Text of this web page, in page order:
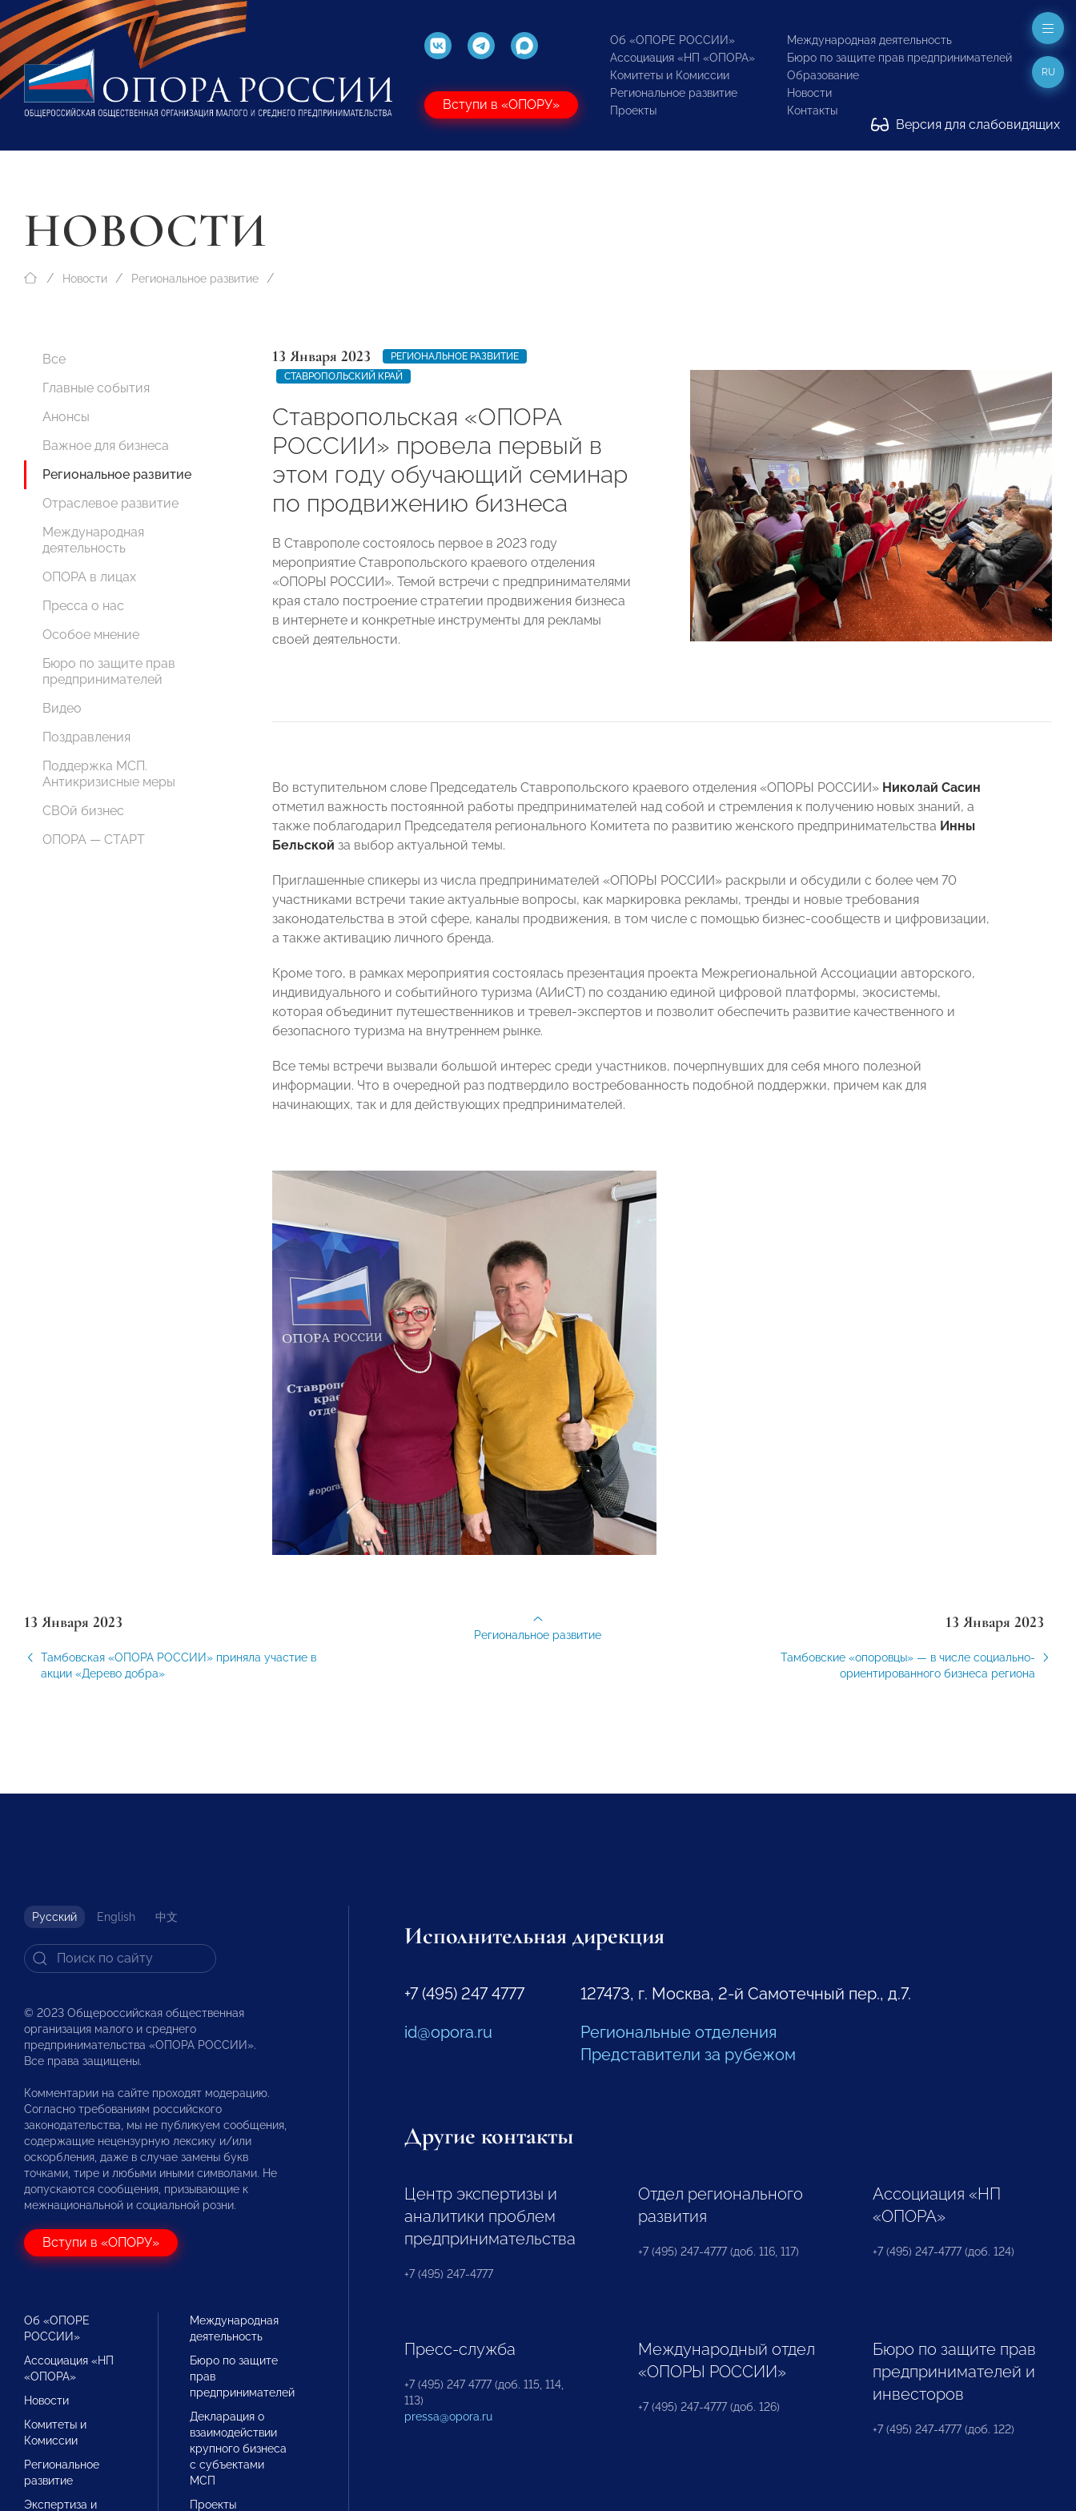
Вступи в «ОПОРУ»
Об «ОПОРЕ РОССИИ»
Ассоциация «НП «ОПОРА»
Комитеты и Комиссии
Региональное развитие
Проекты
Международная деятельность
Бюро по защите прав предпринимателей
Образование
Новости
Контакты
Версия для слабовидящих
RU
НОВОСТИ
Новости Региональное развитие
Все
Главные события
Анонсы
Важное для бизнеса
Региональное развитие
Отраслевое развитие
Международная
деятельность
ОПОРА в лицах
Пресса о нас
Особое мнение
Бюро по защите прав
предпринимателей
Видео
Поздравления
Поддержка МСП.
Антикризисные меры
СВОй бизнес
ОПОРА — СТАРТ
13 Января 2023
РЕГИОНАЛЬНОЕ РАЗВИТИЕ
СТАВРОПОЛЬСКИЙ КРАЙ
Ставропольская «ОПОРА
РОССИИ» провела первый в
этом году обучающий семинар
по продвижению бизнеса
В Ставрополе состоялось первое в 2023 году
мероприятие Ставропольского краевого отделения
«ОПОРЫ РОССИИ». Темой встречи с предпринимателями
края стало построение стратегии продвижения бизнеса
в интернете и конкретные инструменты для рекламы
своей деятельности.
Во вступительном слове Председатель Ставропольского краевого отделения «ОПОРЫ РОССИИ» Николай Сасин
отметил важность постоянной работы предпринимателей над собой и стремления к получению новых знаний, а
также поблагодарил Председателя регионального Комитета по развитию женского предпринимательства Инны
Бельской за выбор актуальной темы.
Приглашенные спикеры из числа предпринимателей «ОПОРЫ РОССИИ» раскрыли и обсудили с более чем 70
участниками встречи такие актуальные вопросы, как маркировка рекламы, тренды и новые требования
законодательства в этой сфере, каналы продвижения, в том числе с помощью бизнес-сообществ и цифровизации,
а также активацию личного бренда.
Кроме того, в рамках мероприятия состоялась презентация проекта Межрегиональной Ассоциации авторского,
индивидуального и событийного туризма (АИиСТ) по созданию единой цифровой платформы, экосистемы,
которая объединит путешественников и тревел-экспертов и позволит обеспечить развитие качественного и
безопасного туризма на внутреннем рынке.
Все темы встречи вызвали большой интерес среди участников, почерпнувших для себя много полезной
информации. Что в очередной раз подтвердило востребованность подобной поддержки, причем как для
начинающих, так и для действующих предпринимателей.
13 Января 2023
Тамбовская «ОПОРА РОССИИ» приняла участие в
акции «Дерево добра»
13 Января 2023
Тамбовские «опоровцы» — в числе социально-
ориентированного бизнеса региона
Региональное развитие
Русский English 中文
© 2023 Общероссийская общественная
организация малого и среднего
предпринимательства «ОПОРА РОССИИ».
Все права защищены.
Комментарии на сайте проходят модерацию.
Согласно требованиям российского
законодательства, мы не публикуем сообщения,
содержащие нецензурную лексику и/или
оскорбления, даже в случае замены букв
точками, тире и любыми иными символами. Не
допускаются сообщения, призывающие к
межнациональной и социальной розни.
Вступи в «ОПОРУ»
Об «ОПОРЕ
РОССИИ»
Ассоциация «НП
«ОПОРА»
Новости
Комитеты и
Комиссии
Региональное
развитие
Экспертиза и
Международная
деятельность
Бюро по защите
прав
предпринимателей
Декларация о
взаимодействии
крупного бизнеса
с субъектами
МСП
Проекты
Исполнительная дирекция
+7 (495) 247 4777
id@opora.ru
127473, г. Москва, 2-й Самотечный пер., д.7.
Региональные отделения
Представители за рубежом
Другие контакты
Центр экспертизы и
аналитики проблем
предпринимательства
+7 (495) 247-4777
Отдел регионального
развития
+7 (495) 247-4777 (доб. 116, 117)
Ассоциация «НП
«ОПОРА»
+7 (495) 247-4777 (доб. 124)
Пресс-служба
+7 (495) 247 4777 (доб. 115, 114,
113)
pressa@opora.ru
Международный отдел
«ОПОРЫ РОССИИ»
+7 (495) 247-4777 (доб. 126)
Бюро по защите прав
предпринимателей и
инвесторов
+7 (495) 247-4777 (доб. 122)